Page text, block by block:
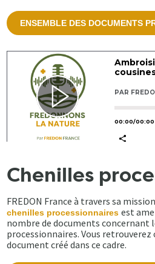
ENSEMBLE DES DOCUMENTS
Chenilles
FREDON France à travers sa
chenilles processionnairesest
nombre de documents concernant
processionnaires. Vous retrouverez
document créé dans ce cadre.